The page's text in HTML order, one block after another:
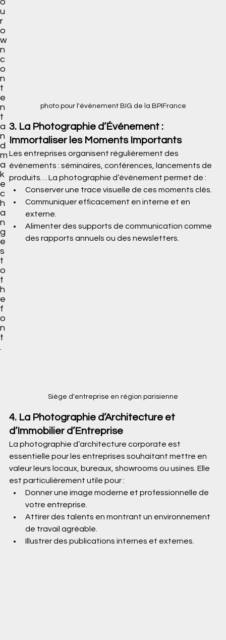
u
r
o
w
n
c
o
n
t
e
n
t
a
n
d
m
a
k
e
c
h
a
n
g
e
s
t
o
t
h
e
f
o
n
t
.
photo pour l'évènement BIG de la BPIFrance
3. La Photographie d’Événement :
Immortaliser les Moments Importants
Les entreprises organisent régulièrement des
événements : séminaires, conférences, lancements de
produits… La photographie d’événement permet de :
Conserver une trace visuelle de ces moments clés.
Communiquer efficacement en interne et en
externe.
Alimenter des supports de communication comme
des rapports annuels ou des newsletters.
Siège d'entreprise en région parisienne
4. La Photographie d’Architecture et
d’Immobilier d’Entreprise
La photographie d’architecture corporate est
essentielle pour les entreprises souhaitant mettre en
valeur leurs locaux, bureaux, showrooms ou usines. Elle
est particulièrement utile pour :
Donner une image moderne et professionnelle de
votre entreprise.
Attirer des talents en montrant un environnement
de travail agréable.
Illustrer des publications internes et externes.